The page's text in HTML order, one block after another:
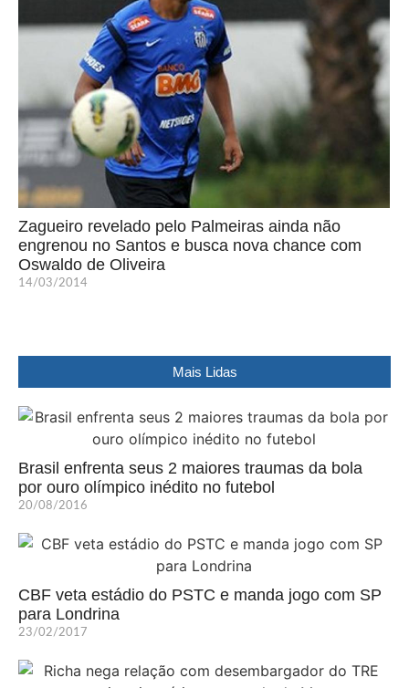
Zagueiro revelado pelo Palmeiras ainda não
engrenou no Santos e busca nova chance com
Oswaldo de Oliveira
14/03/2014
Mais Lidas
Brasil enfrenta seus 2 maiores traumas da bola
por ouro olímpico inédito no futebol
20/08/2016
CBF veta estádio do PSTC e manda jogo com SP
para Londrina
23/02/2017